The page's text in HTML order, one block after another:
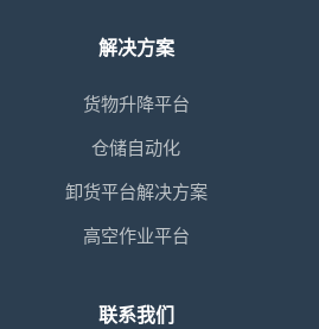
解决方案
货物升降平台
仓储自动化
卸货平台解决方案
高空作业平台
联系我们